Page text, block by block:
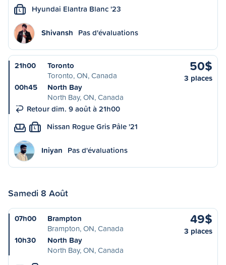
L Hyundai Elantra Blanc '23
Shivansh Pas d'évaluations
21h00
Toronto
Toronto, ON, Canada
00h45
North Bay
North Bay, ON, Canada
Retour dim. 9 août à 21h00
50$
3 places
L Nissan Rogue Gris Pâle '21
Iniyan Pas d'évaluations
Samedi 8 Août
07h00
Brampton
Brampton, ON, Canada
10h30
North Bay
North Bay, ON, Canada
49$
3 places